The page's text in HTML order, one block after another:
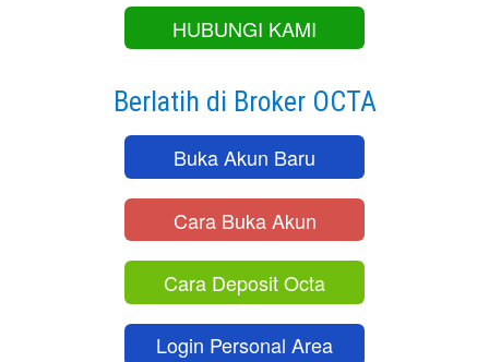
HUBUNGI KAMI
Berlatih di Broker OCTA
Buka Akun Baru
Cara Buka Akun
Cara Deposit Octa
Login Personal Area